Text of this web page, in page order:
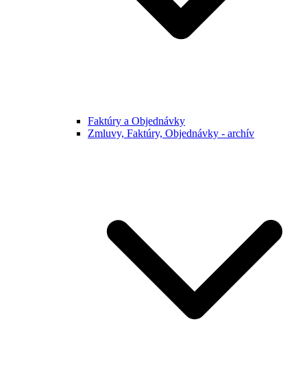
Faktúry a Objednávky
Zmluvy, Faktúry, Objednávky - archív